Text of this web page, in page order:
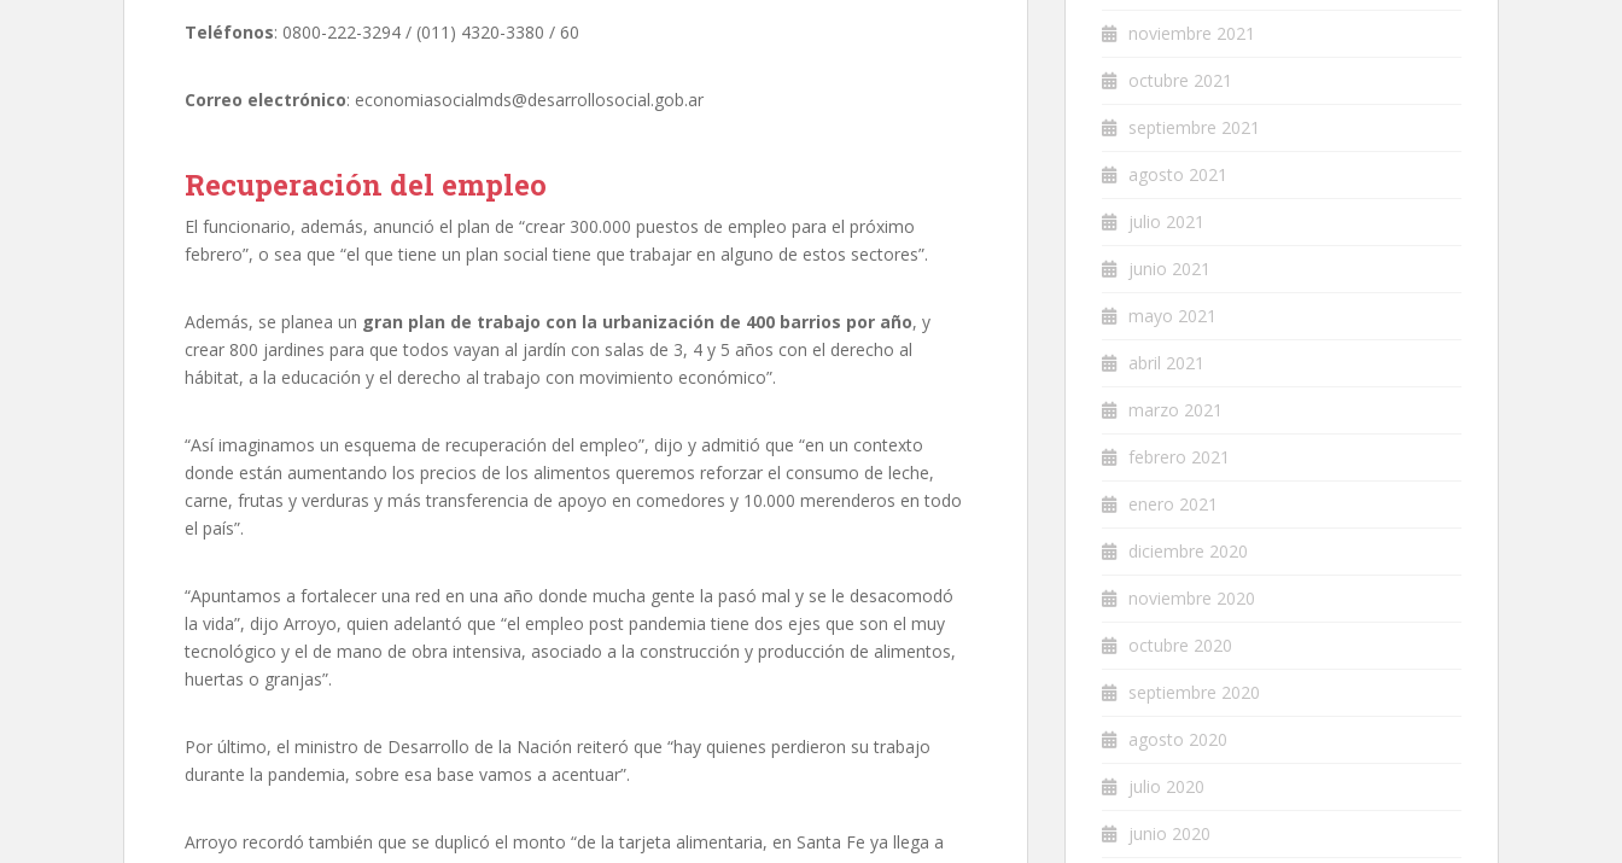
Teléfonos: 0800-222-3294 / (011) 4320-3380 / 60
Correo electrónico: economiasocialmds@desarrollosocial.gob.ar
Recuperación del empleo
El funcionario, además, anunció el plan de “crear 300.000 puestos de empleo para el próximo
febrero”, o sea que “el que tiene un plan social tiene que trabajar en alguno de estos sectores”.
Además, se planea un gran plan de trabajo con la urbanización de 400 barrios por año, y
crear 800 jardines para que todos vayan al jardín con salas de 3, 4 y 5 años con el derecho al
hábitat, a la educación y el derecho al trabajo con movimiento económico”.
“Así imaginamos un esquema de recuperación del empleo”, dijo y admitió que “en un contexto
donde están aumentando los precios de los alimentos queremos reforzar el consumo de leche,
carne, frutas y verduras y más transferencia de apoyo en comedores y 10.000 merenderos en todo
el país”.
“Apuntamos a fortalecer una red en una año donde mucha gente la pasó mal y se le desacomodó
la vida”, dijo Arroyo, quien adelantó que “el empleo post pandemia tiene dos ejes que son el muy
tecnológico y el de mano de obra intensiva, asociado a la construcción y producción de alimentos,
huertas o granjas”.
Por último, el ministro de Desarrollo de la Nación reiteró que “hay quienes perdieron su trabajo
durante la pandemia, sobre esa base vamos a acentuar”.
Arroyo recordó también que se duplicó el monto “de la tarjeta alimentaria, en Santa Fe ya llega a
noviembre 2021
octubre 2021
septiembre 2021
agosto 2021
julio 2021
junio 2021
mayo 2021
abril 2021
marzo 2021
febrero 2021
enero 2021
diciembre 2020
noviembre 2020
octubre 2020
septiembre 2020
agosto 2020
julio 2020
junio 2020